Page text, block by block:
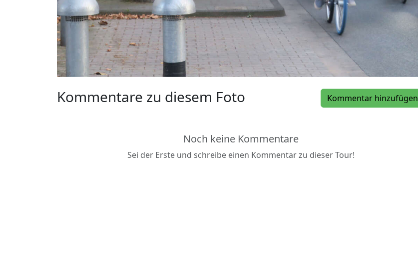
Kommentar hinzufügen
Kommentare zu diesem Foto
Noch keine Kommentare
Sei der Erste und schreibe einen Kommentar zu dieser Tour!